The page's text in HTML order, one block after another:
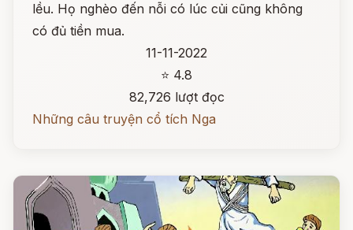
lều. Họ nghèo đến nỗi có lúc củi cũng không
có đủ tiền mua.
11-11-2022
⭐ 4.8
82,726 lượt đọc
Những câu truyện cổ tích Nga